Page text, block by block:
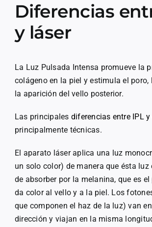
Diferencias
y láser
La Luz Pulsada Intensa promueve la
colágeno en la piel y estimula el poro,
la aparición del vello posterior.
Las principales diferencias entre IPL y
principalmente técnicas.
El aparato láser aplica una luz
un solo color) de manera que ésta luz
de absorber por la melanina, que es
da color al vello y a la piel. Los
que componen el haz de la luz) van
dirección y viajan en la misma